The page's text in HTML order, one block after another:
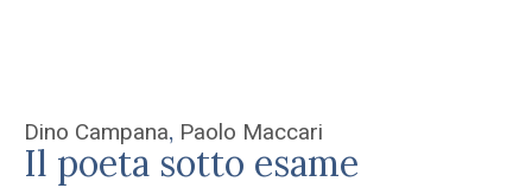
Dino Campana, Paolo Maccari
Il poeta sotto esame